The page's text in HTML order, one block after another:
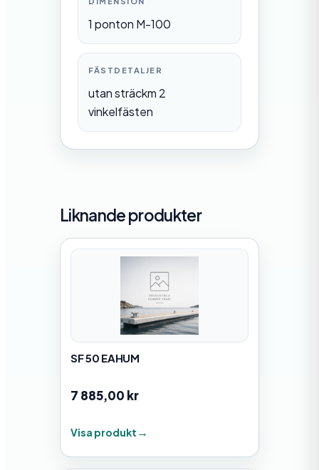
1 ponton M-100
FÄSTDETALJER
utan sträckm 2
vinkelfästen
Liknande produkter
SF 50 EAHUM
7 885,00 kr
Visa produkt